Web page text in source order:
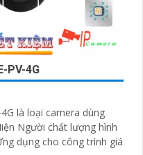
PV-4G
là loại camera dùng